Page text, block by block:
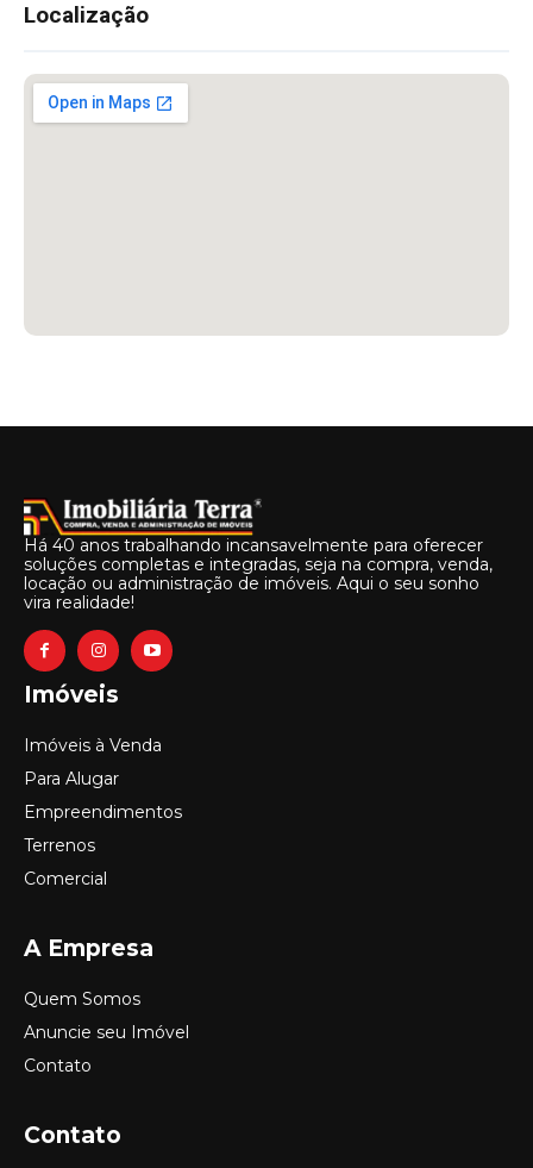
Localização
Há 40 anos trabalhando incansavelmente para oferecer
soluções completas e integradas, seja na compra, venda,
locação ou administração de imóveis. Aqui o seu sonho
vira realidade!
Imóveis
Imóveis à Venda
Para Alugar
Empreendimentos
Terrenos
Comercial
A Empresa
Quem Somos
Anuncie seu Imóvel
Contato
Contato